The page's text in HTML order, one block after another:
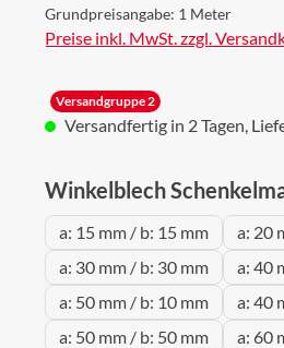
Grundpreisangabe: 1 Meter
Preise inkl. MwSt. zzgl.
Versandgruppe 2
Versandfertig in 2 Tagen,
Winkelblech
a: 15 mm / b: 15 mm
a: 20
a: 30 mm / b: 30 mm
a: 40
a: 50 mm / b: 10 mm
a: 40
a: 50 mm / b: 50 mm
a: 60